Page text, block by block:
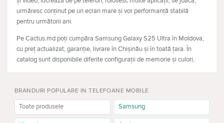
urmăresc conținut pe un ecran mare și vor performanță stabilă
pentru următorii ani.
Pe Cactus.md poți cumpăra Samsung Galaxy S25 Ultra în Moldova,
cu preț actualizat, garanție, livrare în Chișinău și în toată țara. În
catalog sunt disponibile diferite configurații de memorie și culori,
De ce să alegi Galaxy S25 Ultra
Diferența principală dintre Samsung Galaxy S25 Ultra, Galaxy S25 și
BRANDURI POPULARE IN TELEFOANE MOBILE
Toate produsele Samsung